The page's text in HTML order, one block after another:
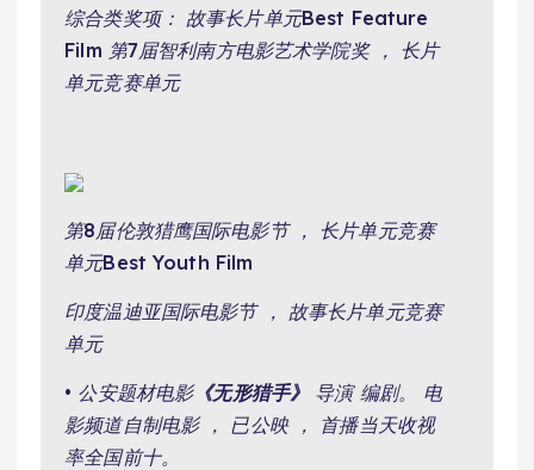
综合类奖项： 故事长片单元Best Feature
Film 第7届智利南方电影艺术学院奖 ， 长片
单元竞赛单元
第8届伦敦猎鹰国际电影节 ， 长片单元竞赛
单元Best Youth Film
印度温迪亚国际电影节 ， 故事长片单元竞赛
单元
• 公安题材电影《无形猎手》
导演 编剧。 电
影频道自制电影 ， 已公映 ， 首播当天收视
率全国前十。